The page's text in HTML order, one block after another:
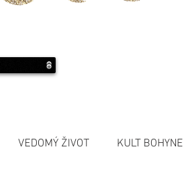
VEDOMÝ ŽIVOT KULT BOHYNE